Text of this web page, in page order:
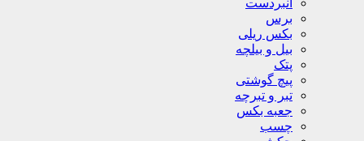
انبردست
برس
بکس ریلی
بیل و بیلچه
پتک
پیچ گوشتی
تبر و تبرچه
جعبه بکس
چسب